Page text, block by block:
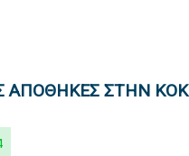
ΑΠΟΘΉΚΕΣ ΣΤΗΝ